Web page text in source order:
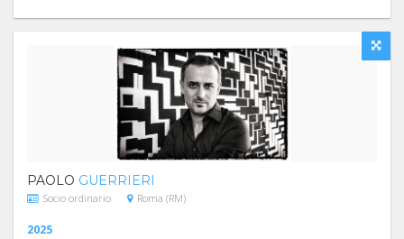
PAOLO GUERRIERI
Socio ordinario Roma (RM)
2025